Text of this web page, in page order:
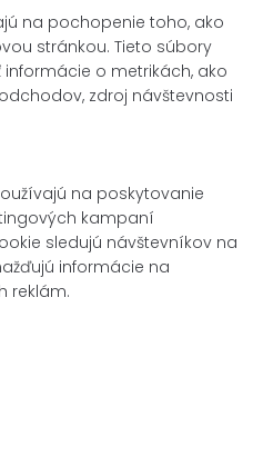
na pochopenie toho, ako
stránkou. Tieto súbory
o metrikách, ako
zdroj návštevnosti
na poskytovanie
kampaní
sledujú návštevníkov na
informácie na
reklám.